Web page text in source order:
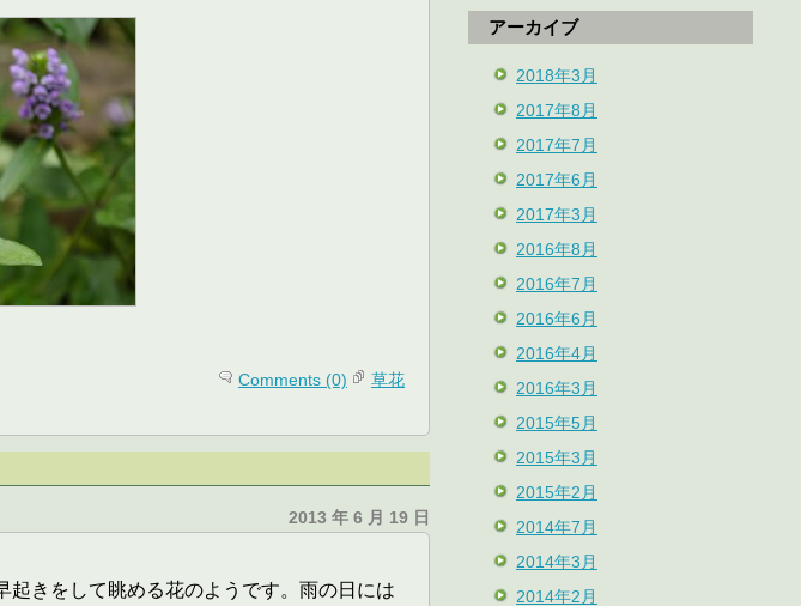
Comments (0) 草花
2013 年 6 月 19 日
きをして眺める花のようです。雨の日には
アーカイブ
2018年3月
2017年8月
2017年7月
2017年6月
2017年3月
2016年8月
2016年7月
2016年6月
2016年4月
2016年3月
2015年5月
2015年3月
2015年2月
2014年7月
2014年3月
2014年2月